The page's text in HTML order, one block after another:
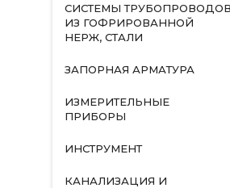
СИСТЕМЫ ТРУБОПРОВОДОВ
ИЗ ГОФРИРОВАННОЙ
НЕРЖ, СТАЛИ
ЗАПОРНАЯ АРМАТУРА
ИЗМЕРИТЕЛЬНЫЕ
ПРИБОРЫ
ИНСТРУМЕНТ
КАНАЛИЗАЦИЯ И